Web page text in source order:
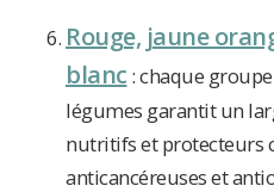
Rouge, jaune
blanc : chaque
légumes garantit un
nutritifs et protecteurs
anticancéreuses et